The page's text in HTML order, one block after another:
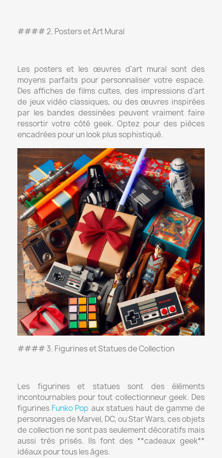
#### 2. Posters et Art Mural
Les posters et les œuvres d'art mural sont des
moyens parfaits pour personnaliser votre espace.
Des affiches de films cultes, des impressions d'art
de jeux vidéo classiques, ou des œuvres inspirées
par les bandes dessinées peuvent vraiment faire
ressortir votre côté geek. Optez pour des pièces
encadrées pour un look plus sophistiqué.
#### 3. Figurines et Statues de Collection
Les figurines et statues sont des éléments
incontournables pour tout collectionneur geek. Des
figurines Funko Pop aux statues haut de gamme de
personnages de Marvel, DC, ou Star Wars, ces objets
de collection ne sont pas seulement décoratifs mais
aussi très prisés. Ils font des **cadeaux geek**
idéaux pour tous les âges.